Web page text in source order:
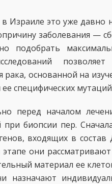
Израиле это уже давно
заболевания —
подобрать
основанной на
специфических
перед началом
при биопсии пер.
входящих в
они рассматривают
материал ее
назначают